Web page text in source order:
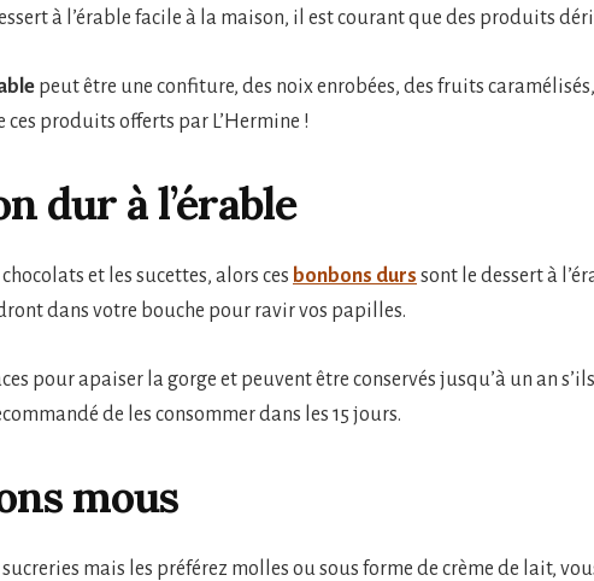
à l’érable facile à la maison, il est courant que des produits
peut être une confiture, des noix enrobées, des fruits
ces produits offerts par L’Hermine !
dur à l’érable
et les sucettes, alors ces bonbons durs sont le dessert à
dans votre bouche pour ravir vos papilles.
pour apaiser la gorge et peuvent être conservés jusqu’à un an
de les consommer dans les 15 jours.
mous
mais les préférez molles ou sous forme de crème de lait,